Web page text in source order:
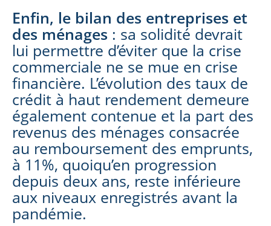
Enfin, le bilan des entreprises et
des ménages : sa solidité devrait
lui permettre d’éviter que la crise
commerciale ne se mue en crise
financière. L’évolution des taux de
crédit à haut rendement demeure
également contenue et la part des
revenus des ménages consacrée
au remboursement des emprunts,
à 11%, quoiqu’en progression
depuis deux ans, reste inférieure
aux niveaux enregistrés avant la
pandémie.